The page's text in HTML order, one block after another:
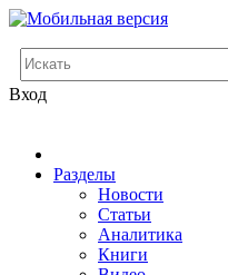
Вход
Разделы
Новости
Статьи
Аналитика
Книги